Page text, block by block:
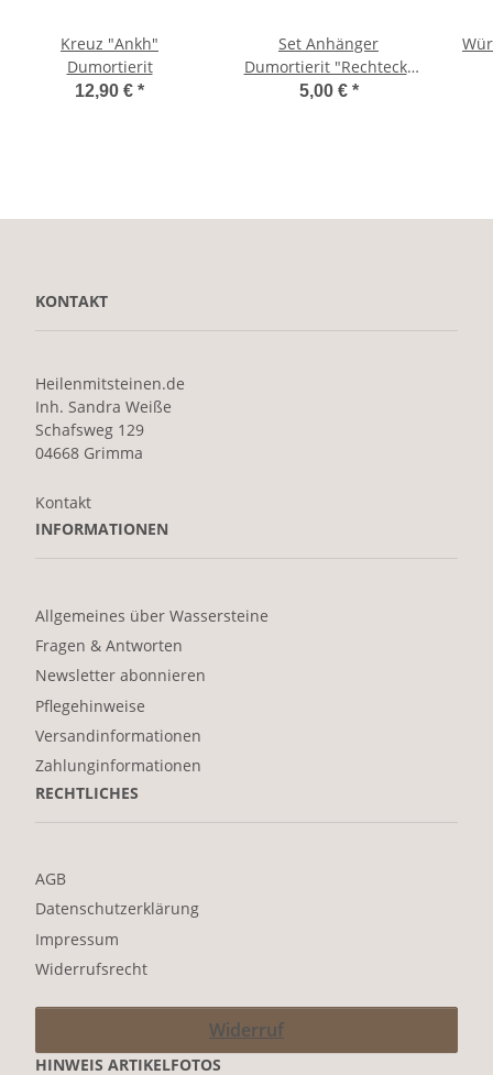
Kreuz "Ankh"
Dumortierit
12,90 € *
Set Anhänger
Dumortierit "Rechteck"
und Lederband
5,00 € *
KONTAKT
Heilenmitsteinen.de
Inh. Sandra Weiße
Schafsweg 129
04668 Grimma
Kontakt
INFORMATIONEN
Allgemeines über Wassersteine
Fragen & Antworten
Newsletter abonnieren
Pflegehinweise
Versandinformationen
Zahlunginformationen
RECHTLICHES
AGB
Datenschutzerklärung
Impressum
Widerrufsrecht
Widerruf
HINWEIS ARTIKELFOTOS